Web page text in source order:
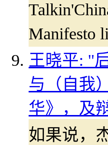
Manifesto
王晓平: "
与（自我
华》，及
如果说，